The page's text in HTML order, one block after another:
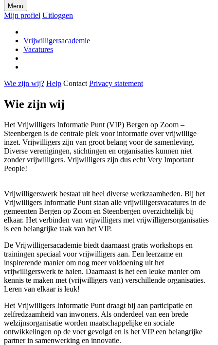
Menu
Mijn profiel Uitloggen
Vrijwilligersacademie
Vacatures
Wie zijn wij? Help Contact Privacy statement
Wie zijn wij
Het Vrijwilligers Informatie Punt (VIP) Bergen op Zoom –
Steenbergen is de centrale plek voor informatie over vrijwillige
inzet. Vrijwilligers zijn van groot belang voor de samenleving.
Diverse verenigingen, stichtingen en organisaties kunnen niet
zonder vrijwilligers. Vrijwilligers zijn dus echt Very Important
People!
Vrijwilligerswerk bestaat uit heel diverse werkzaamheden. Bij het
Vrijwilligers Informatie Punt staan alle vrijwilligersvacatures in de
gemeenten Bergen op Zoom en Steenbergen overzichtelijk bij
elkaar. Het verbinden van vrijwilligers met vrijwilligersorganisaties
is een belangrijke taak van het VIP.
De Vrijwilligersacademie biedt daarnaast gratis workshops en
trainingen speciaal voor vrijwilligers aan. Een leerzame en
inspirerende manier om nog meer voldoening uit het
vrijwilligerswerk te halen. Daarnaast is het een leuke manier om
kennis te maken met (vrijwilligers van) verschillende organisaties.
Leren van elkaar is leuk!
Het Vrijwilligers Informatie Punt draagt bij aan participatie en
zelfredzaamheid van inwoners. Als onderdeel van een brede
welzijnsorganisatie worden maatschappelijke en sociale
ontwikkelingen op de voet gevolgd en is het VIP een belangrijke
partner in samenwerking en innovatie.